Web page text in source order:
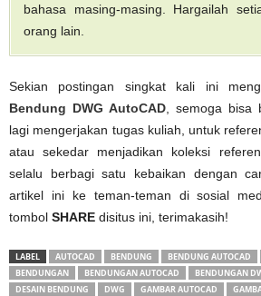
bahasa masing-masing. Hargailah
orang lain.
Sekian postingan singkat kali ini
Bendung DWG AutoCAD , semoga bisa
lagi mengerjakan tugas kuliah, untuk
atau sekedar menjadikan koleksi
selalu berbagi satu kebaikan dengan
artikel ini ke teman-teman di sosial
tombol SHARE disitus ini, terimakasih!
LABEL AUTOCAD BENDUNG BENDUNG AUTOCAD
BENDUNGAN
BENDUNGAN AUTOCAD BENDUNGAN
DESAIN BENDUNG
DWG GAMBAR AUTOCAD